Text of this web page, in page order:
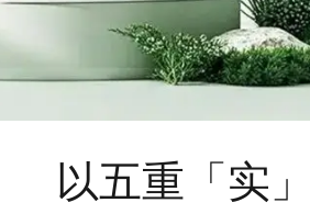
以五重「实